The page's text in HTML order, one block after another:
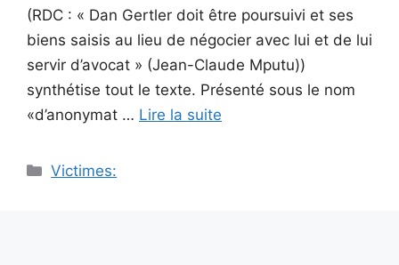
(RDC : « Dan Gertler doit être poursuivi et ses
biens saisis au lieu de négocier avec lui et de lui
servir d’avocat » (Jean-Claude Mputu))
synthétise tout le texte. Présenté sous le nom
«d’anonymat … Lire la suite
Catégories
Victimes: